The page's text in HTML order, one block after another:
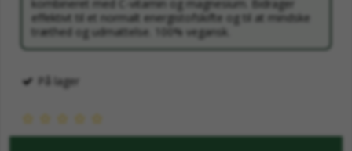
kombineret med C-vitamin og magnesium. Bidrager
effektivt til et normalt energistofskifte og til at mindske
træthed og udmattelse. 100% vegansk.
På lager